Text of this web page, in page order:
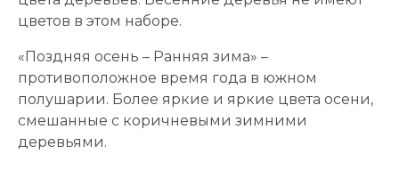
цветов в этом наборе.
«Поздняя осень – Ранняя зима» –
противоположное время года в южном
полушарии. Более яркие и яркие цвета осени,
смешанные с коричневыми зимними
деревьями.